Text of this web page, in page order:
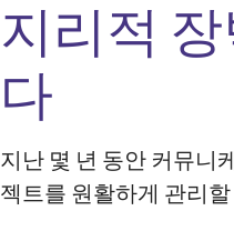
지리적
다
지난 몇 년 동안 커뮤니
젝트를 원활하게 관리